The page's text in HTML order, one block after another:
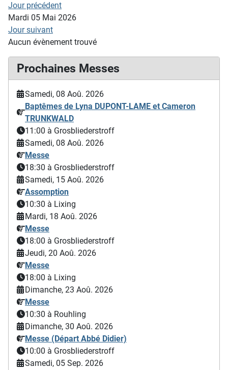
Jour précédent
Mardi 05 Mai 2026
Jour suivant
Aucun évènement trouvé
Prochaines Messes
Samedi, 08 Aoû. 2026
Baptêmes de Lyna DUPONT-LAME et Cameron
TRUNKWALD
11:00 à Grosbliederstroff
Samedi, 08 Aoû. 2026
Messe
18:30 à Grosbliederstroff
Samedi, 15 Aoû. 2026
Assomption
10:30 à Lixing
Mardi, 18 Aoû. 2026
Messe
18:00 à Grosbliederstroff
Jeudi, 20 Aoû. 2026
Messe
18:00 à Lixing
Dimanche, 23 Aoû. 2026
Messe
10:30 à Rouhling
Dimanche, 30 Aoû. 2026
Messe (Départ Abbé Didier)
10:00 à Grosbliederstroff
Samedi, 05 Sep. 2026